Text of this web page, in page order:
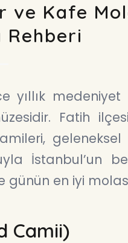
ve Kafe
Rehberi
yıllık
Fatih
İstanbul’un
günün en iyi
Camii)